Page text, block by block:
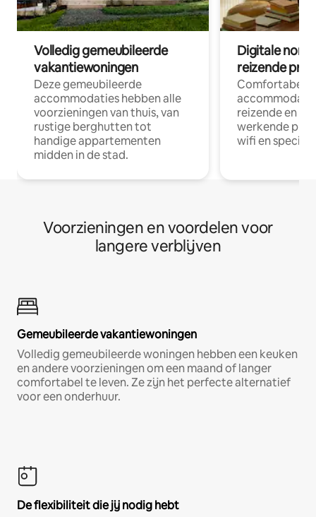
Volledig gemeubileerde
vakantiewoningen
Deze gemeubileerde
accommodaties hebben alle
voorzieningen van thuis, van
rustige berghutten tot
handige appartementen
midden in de stad.
Digitale
reizende
Comfortabele
reizende en
werkende
wifi en
Voorzieningen en voordelen voor
langere verblijven
Gemeubileerde vakantiewoningen
Volledig gemeubileerde woningen hebben een keuken
en andere voorzieningen om een maand of langer
comfortabel te leven. Ze zijn het perfecte alternatief
voor een onderhuur.
De flexibiliteit die jij nodig hebt